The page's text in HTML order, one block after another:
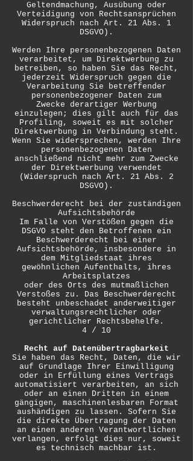
Geltendmachung, Ausübung oder
Verteidigung von Rechtsansprüchen
Widerspruch nach Art. 21 Abs. 1
DSGVO).
Werden Ihre personenbezogenen Daten
verarbeitet, um Direktwerbung zu
betreiben, so haben Sie das Recht,
jederzeit Widerspruch gegen die
Verarbeitung Sie betreffender
personenbezogener Daten zum
Zwecke derartiger Werbung
einzulegen; dies gilt auch für das
Profiling, soweit es mit solcher
Direktwerbung in Verbindung steht.
Wenn Sie widersprechen, werden Ihre
personenbezogenen Daten
anschließend nicht mehr zum Zwecke
der Direktwerbung verwendet
(Widerspruch nach Art. 21 Abs. 2
DSGVO).
Beschwerderecht bei der zuständigen
Aufsichtsbehörde
Im Falle von Verstößen gegen die
DSGVO steht den Betroffenen ein
Beschwerderecht bei einer
Aufsichtsbehörde, insbesondere in
dem Mitgliedstaat ihres
gewöhnlichen Aufenthalts, ihres
Arbeitsplatzes
oder des Orts des mutmaßlichen
Verstoßes zu. Das Beschwerderecht
besteht unbeschadet anderweitiger
verwaltungsrechtlicher oder
gerichtlicher Rechtsbehelfe.
4 / 10
Recht auf Datenübertragbarkeit
Sie haben das Recht, Daten, die wir
auf Grundlage Ihrer Einwilligung
oder in Erfüllung eines Vertrags
automatisiert verarbeiten, an sich
oder an einen Dritten in einem
gängigen, maschinenlesbaren Format
aushändigen zu lassen. Sofern Sie
die direkte Übertragung der Daten
an einen anderen Verantwortlichen
verlangen, erfolgt dies nur, soweit
es technisch machbar ist.